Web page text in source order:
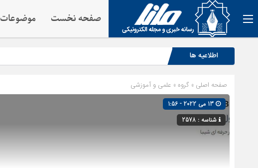
صفحه نخست موضوعات
اطلاعیه ها
صفحه اصلی » گروه » علمی و آموزشی
شناسه : 2578